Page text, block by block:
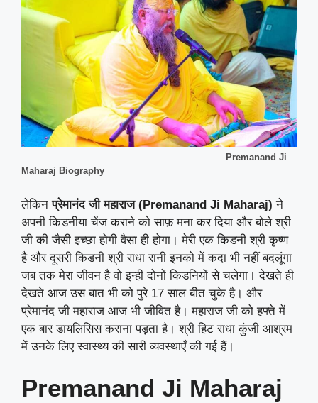
Premanand Ji
Maharaj Biography
लेकिनप्रेमानंद जी महाराज (Premanand Ji Maharaj) ने
अपनी किडनीया चेंज कराने को साफ़ मना कर दिया और बोले श्री
जी की जैसी इच्छा होगी वैसा ही होगा। मेरी एक किडनी श्री कृष्ण
है और दूसरी किडनी श्री राधा रानी इनको में कदा भी नहीं बदलूंगा
जब तक मेरा जीवन है वो इन्ही दोनों किडनियों से चलेगा। देखते ही
देखते आज उस बात भी को पुरे 17 साल बीत चुके है। और
प्रेमानंद जी महाराज आज भी जीवित है। महाराज जी को हफ्ते में
एक बार डायलिसिस कराना पड़ता है। श्री हिट राधा कुंजी आश्रम
में उनके लिए स्वास्थ्य की सारी व्यवस्थाएँ की गई हैं।
Premanand Ji Maharaj